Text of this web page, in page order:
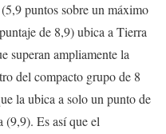
puntos sobre un máximo
de 8,9) ubica a Tierra
superan ampliamente la
del compacto grupo de 8
la ubica a solo un punto de
(9,9). Es así que el